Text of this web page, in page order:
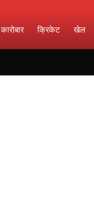
कारोबार क्रिकेट खेल